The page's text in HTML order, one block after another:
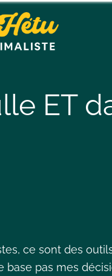
ET
ce sont des
base pas mes